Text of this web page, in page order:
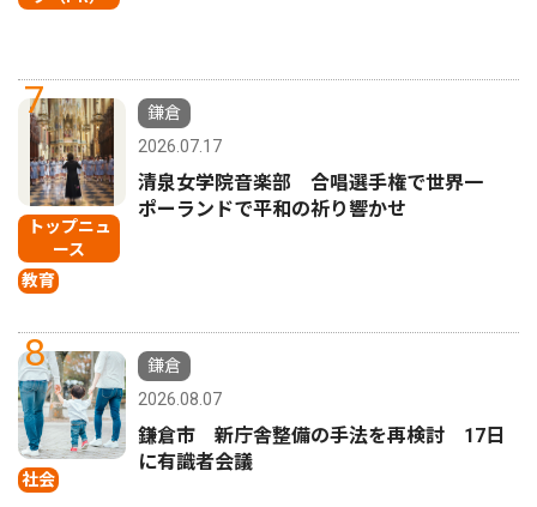
7
トップニュ
ース
教育
鎌倉
2026.07.17
清泉女学院音楽部 合唱選手権で世界一
ポーランドで平和の祈り響かせ
8
社会
鎌倉
2026.08.07
鎌倉市 新庁舎整備の手法を再検討 17日
に有識者会議